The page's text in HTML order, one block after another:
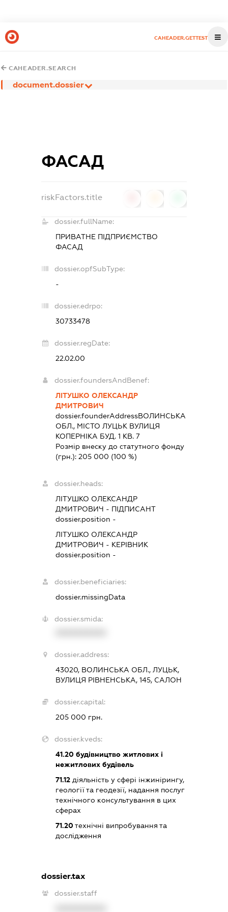
CAHEADER.GETTEST
CAHEADER.SEARCH
document.dossier
ФАСАД
riskFactors.title
dossier.fullName:
ПРИВАТНЕ ПІДПРИЄМСТВО
ФАСАД
dossier.opfSubType:
-
dossier.edrpo:
30733478
dossier.regDate:
22.02.00
dossier.foundersAndBenef:
ЛІТУШКО ОЛЕКСАНДР
ДМИТРОВИЧ
dossier.founderAddressВОЛИНСЬКА
ОБЛ., МІСТО ЛУЦЬК ВУЛИЦЯ
КОПЕРНІКА БУД. 1 КВ. 7
Розмір внеску до статутного фонду
(грн.):205 000 (100 %)
dossier.heads:
ЛІТУШКО ОЛЕКСАНДР
ДМИТРОВИЧ - ПІДПИСАНТ
dossier.position -
ЛІТУШКО ОЛЕКСАНДР
ДМИТРОВИЧ - КЕРІВНИК
dossier.position -
dossier.beneficiaries:
dossier.missingData
dossier.smida:
dossier.address:
43020, ВОЛИНСЬКА ОБЛ., ЛУЦЬК,
ВУЛИЦЯ РІВНЕНСЬКА, 145, САЛОН
dossier.capital:
205 000 грн.
dossier.kveds:
41.20 будівництво житлових і
нежитлових будівель
71.12 діяльність у сфері інжинірингу,
геології та геодезії, надання послуг
технічного консультування в цих
сферах
71.20технічні випробування та
дослідження
dossier.tax
dossier.staff